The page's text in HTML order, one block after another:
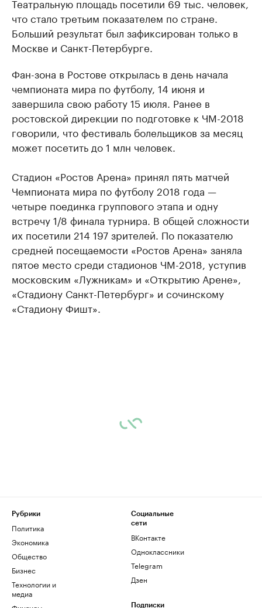
что стало третьим показателем по стране.
Больший результат был зафиксирован только в
Москве и Санкт-Петербурге.
Фан-зона в Ростове открылась в день начала
чемпионата мира по футболу, 14 июня и
завершила свою работу 15 июля. Ранее в
ростовской дирекции по подготовке к ЧМ-2018
говорили, что фестиваль болельщиков за месяц
может посетить до 1 млн человек.
Стадион «Ростов Арена» принял пять матчей
Чемпионата мира по футболу 2018 года —
четыре поединка группового этапа и одну
встречу 1/8 финала турнира. В общей сложности
их посетили 214 197 зрителей. По показателю
средней посещаемости «Ростов Арена» заняла
пятое место среди стадионов ЧМ-2018, уступив
московским «Лужникам» и «Открытию Арене»,
«Стадиону Санкт-Петербург» и сочинскому
«Стадиону Фишт».
Рубрики
Политика
Экономика
Общество
Бизнес
Технологии и
медиа
Социальные
сети
ВКонтакте
Одноклассники
Telegram
Дзен
Подписки